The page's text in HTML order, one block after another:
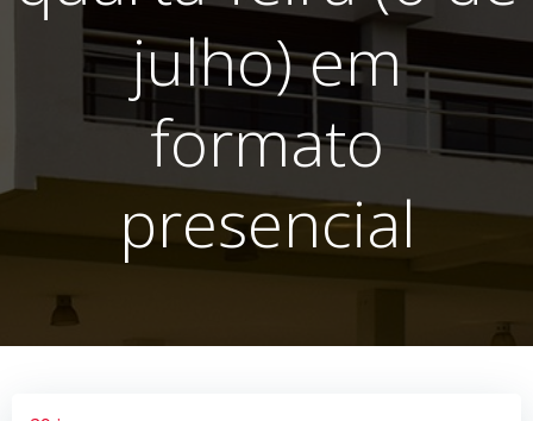
julho) em
formato
presencial